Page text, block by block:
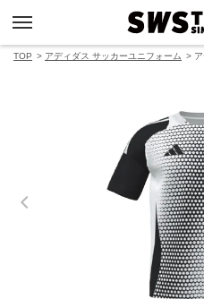
TOP アディダス サッカーユニフォーム